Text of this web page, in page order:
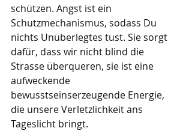
schützen. Angst ist ein
Schutzmechanismus, sodass Du
nichts Unüberlegtes tust. Sie sorgt
dafür, dass wir nicht blind die
Strasse überqueren, sie ist eine
aufweckende
bewusstseinserzeugende Energie,
die unsere Verletzlichkeit ans
Tageslicht bringt.